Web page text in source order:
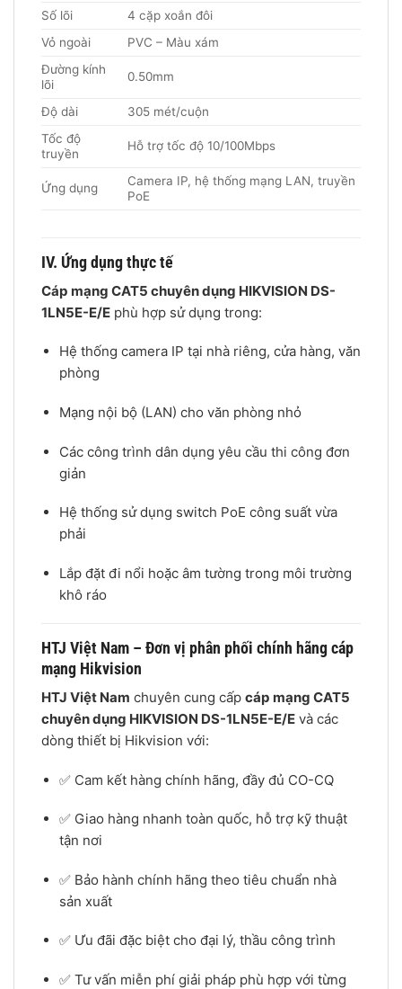
Số lõi
4 cặp xoắn đôi
Vỏ ngoài
PVC – Màu xám
Đường kính
lõi
0.50mm
Độ dài
305 mét/cuộn
Tốc độ
truyền
Hỗ trợ tốc độ 10/100Mbps
Ứng dụng
Camera IP, hệ thống mạng LAN, truyền
PoE
IV. Ứng dụng thực tế
Cáp mạng CAT5 chuyên dụng HIKVISION DS-
1LN5E-E/E phù hợp sử dụng trong:
Hệ thống camera IP tại nhà riêng, cửa hàng, văn
phòng
Mạng nội bộ (LAN) cho văn phòng nhỏ
Các công trình dân dụng yêu cầu thi công đơn
giản
Hệ thống sử dụng switch PoE công suất vừa
phải
Lắp đặt đi nổi hoặc âm tường trong môi trường
khô ráo
HTJ Việt Nam – Đơn vị phân phối chính hãng cáp
mạng Hikvision
HTJ Việt Nam chuyên cung cấp cáp mạng CAT5
chuyên dụng HIKVISION DS-1LN5E-E/E và các
dòng thiết bị Hikvision với:
✅ Cam kết hàng chính hãng, đầy đủ CO-CQ
✅ Giao hàng nhanh toàn quốc, hỗ trợ kỹ thuật
tận nơi
✅ Bảo hành chính hãng theo tiêu chuẩn nhà
sản xuất
✅ Ưu đãi đặc biệt cho đại lý, thầu công trình
✅ Tư vấn miễn phí giải pháp phù hợp với từng